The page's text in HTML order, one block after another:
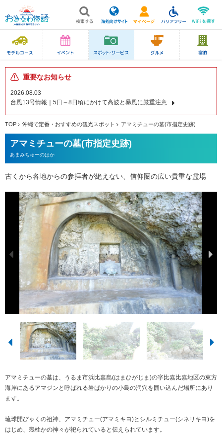
重要なお知らせ
2026.08.03
台風13号情報｜5日～8日頃にかけて高波と暴風に厳重注意
TOP 沖縄で定番・おすすめの観光スポット アマミチューの墓(市指定史跡)
アマミチューの墓(市指定史跡)
あまみちゅーのはか
古くから各地からの参拝者が絶えない、信仰圏の広い貴重な霊場
アマミチューの墓は、うるま市浜比嘉島(はまひがじま)の字比嘉比嘉地区の東方
海岸にあるアマジンと呼ばれる岩ばかりの小島の洞穴を囲い込んだ場所にあり
ます。
琉球開びゃくの祖神、アマミチュー(アマミキヨ)とシルミチュー(シネリキヨ)を
はじめ、幾柱かの神々が祀られていると伝えられています。